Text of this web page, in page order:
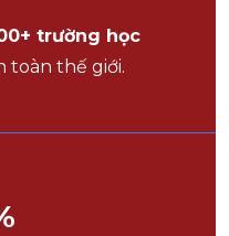
trường học
toàn thế giới.